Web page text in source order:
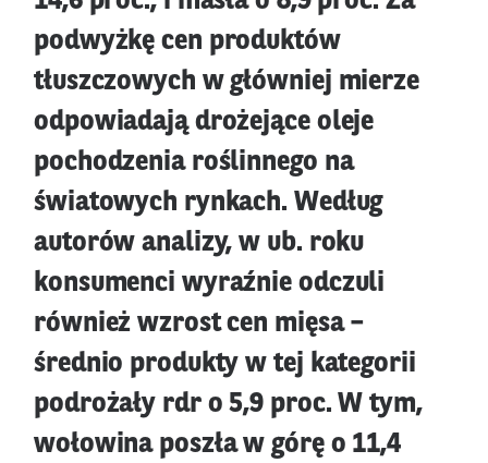
podwyżkę cen produktów
tłuszczowych w główniej mierze
odpowiadają drożejące oleje
pochodzenia roślinnego na
światowych rynkach. Według
autorów analizy, w ub. roku
konsumenci wyraźnie odczuli
również wzrost cen mięsa –
średnio produkty w tej kategorii
podrożały rdr o 5,9 proc. W tym,
wołowina poszła w górę o 11,4